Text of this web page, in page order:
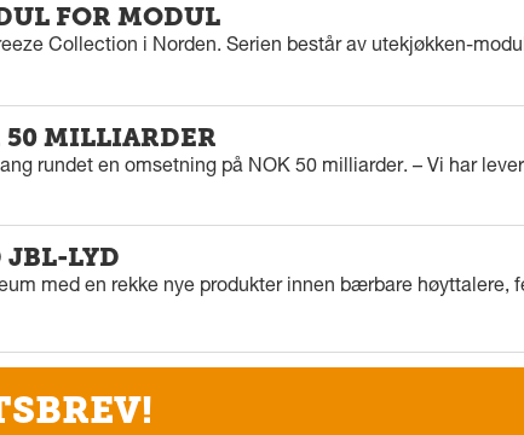
FOR MODUL
Collection i Norden. Serien består av utekjøkken-
50 MILLIARDER
rundet en omsetning på NOK 50 milliarder. – Vi har
JBL-LYD
med en rekke nye produkter innen bærbare høyttalere,